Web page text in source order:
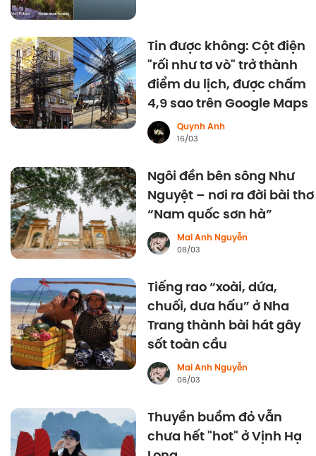
Tin được không: Cột điện
"rối như tơ vò" trở thành
điểm du lịch, được chấm
4,9 sao trên Google Maps
Quynh Anh
16/03
Ngôi đền bên sông Như
Nguyệt – nơi ra đời bài thơ
“Nam quốc sơn hà”
Mai Anh Nguyễn
08/03
Tiếng rao “xoài, dứa,
chuối, dưa hấu” ở Nha
Trang thành bài hát gây
sốt toàn cầu
Mai Anh Nguyễn
06/03
Thuyền buồm đỏ vẫn
chưa hết "hot" ở Vịnh Hạ